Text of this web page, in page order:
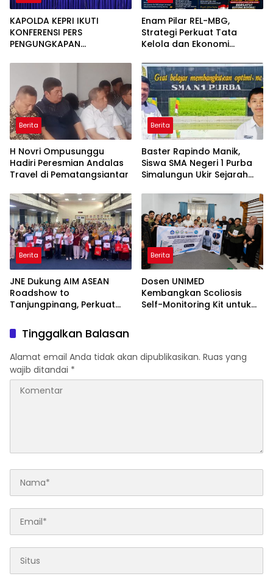
KAPOLDA KEPRI IKUTI
KONFERENSI PERS
PENGUNGKAPAN
KETAMINE DI PERAIRAN
Enam Pilar REL-MBG,
Strategi Perkuat Tata
Kelola dan Ekonomi
Program MBG
Berita
H Novri Ompusunggu
Hadiri Peresmian Andalas
Travel di Pematangsiantar
Berita
Baster Rapindo Manik,
Siswa SMA Negeri 1 Purba
Simalungun Ukir Sejarah
Berita
JNE Dukung AIM ASEAN
Roadshow to
Tanjungpinang, Perkuat
Pemanfaatan Teknologi AI
Berita
Dosen UNIMED
Kembangkan Scoliosis
Self-Monitoring Kit untuk
Tinggalkan Balasan
Alamat email Anda tidak akan dipublikasikan. Ruas yang
wajib ditandai *